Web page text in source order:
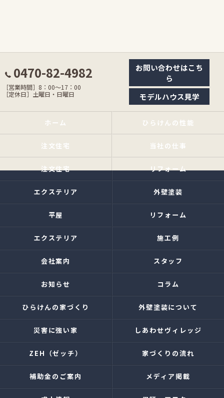
0470-82-4982
［営業時間］8：00〜17：00
［定休日］土曜日・日曜日
お問い合わせはこち
ら
モデルハウス見学
ホーム ひらけんの性能
注文住宅 当社の仕事
注文住宅 リフォーム
エクステリア 外壁塗装
平屋 リフォーム
エクステリア 施工例
会社案内 スタッフ
お知らせ コラム
ひらけんの家づくり 外壁塗装について
災害に強い家 しあわせヴィレッジ
ZEH（ゼッチ） 家づくりの流れ
補助金のご案内 メディア掲載